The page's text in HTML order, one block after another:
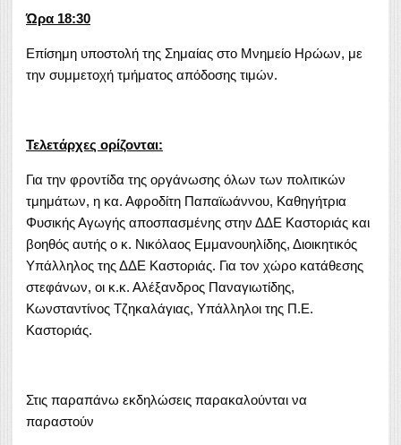
Ώρα 18:30
Επίσημη υποστολή της Σημαίας στο Μνημείο Ηρώων, με
την συμμετοχή τμήματος απόδοσης τιμών.
Τελετάρχες ορίζονται:
Για την φροντίδα της οργάνωσης όλων των πολιτικών
τμημάτων, η κα. Αφροδίτη Παπαϊωάννου, Καθηγήτρια
Φυσικής Αγωγής αποσπασμένης στην ΔΔΕ Καστοριάς και
βοηθός αυτής ο κ. Νικόλαος Εμμανουηλίδης, Διοικητικός
Υπάλληλος της ΔΔΕ Καστοριάς. Για τον χώρο κατάθεσης
στεφάνων, οι κ.κ. Αλέξανδρος Παναγιωτίδης,
Κωνσταντίνος Τζηκαλάγιας, Υπάλληλοι της Π.Ε.
Καστοριάς.
Στις παραπάνω εκδηλώσεις παρακαλούνται να
παραστούν